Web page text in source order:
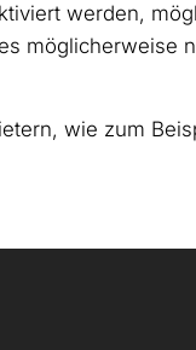
werden,
möglicherweise
wie zum